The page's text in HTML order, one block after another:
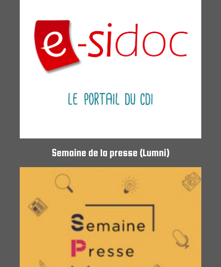
Semaine de la presse (Lumni)